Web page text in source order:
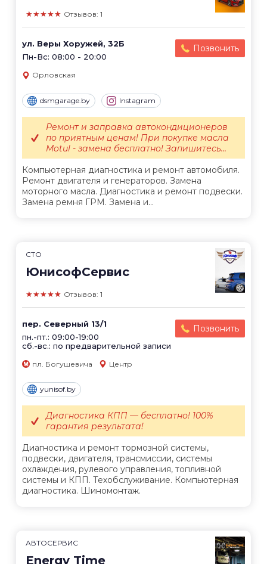
★★★★★ Отзывов: 1
ул. Веры Хоружей, 32Б
Пн-Вс: 08:00 - 20:00
Позвонить
Орловская
dsmgarage.by Instagram
Компьютерная диагностика и ремонт автомобиля.
Ремонт двигателя и генераторов. Замена
моторного масла. Диагностика и ремонт подвески.
Замена ремня ГРМ. Замена и...
Ремонт и заправка автокондиционеров
по приятным ценам! При покупке масла
Motul - замена бесплатно! Запишитесь...
СТО
ЮнисофСервис
★★★★★ Отзывов: 1
пер. Северный 13/1
пн.-пт.: 09:00-19:00
сб.-вс.: по предварительной записи
Позвонить
пл. Богушевича Центр
yunisof.by
Диагностика и ремонт тормозной системы,
подвески, двигателя, трансмиссии, системы
охлаждения, рулевого управления, топливной
системы и КПП. Техобслуживание. Компьютерная
диагностика. Шиномонтаж.
Диагностика КПП — бесплатно! 100%
гарантия результата!
АВТОСЕРВИС
Energy Time